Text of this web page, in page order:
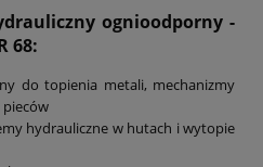
ognioodporny -
68:
do topienia metali, mechanizmy
pieców
hydrauliczne w hutach i wytopie